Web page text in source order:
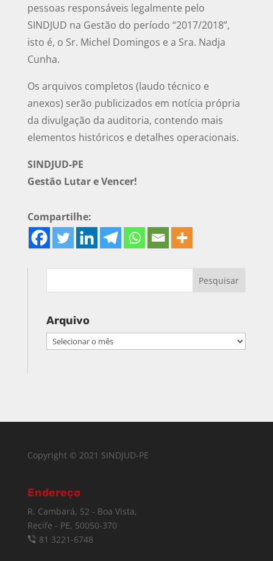
pessoas responsáveis legalmente pelo
SINDJUD na Gestão do período “2017/2018”,
isto é, o Sr. Michel Domingos e a Sra. Nadja
Cunha.
Os arquivos completos (laudo técnico e
anexos) serão publicizados em notícia própria
da divulgação da auditoria, contendo mais
elementos históricos e detalhes operacionais.
SINDJUD-PE
Gestão Lutar e Vencer!
Compartilhe:
Arquivo
Arquivo
Copyright © 2021 SINDJUD-PE
Endereço
R. Cambará, 52 - Boa Vista,
Recife - PE, 50050-370
81 3221-6748